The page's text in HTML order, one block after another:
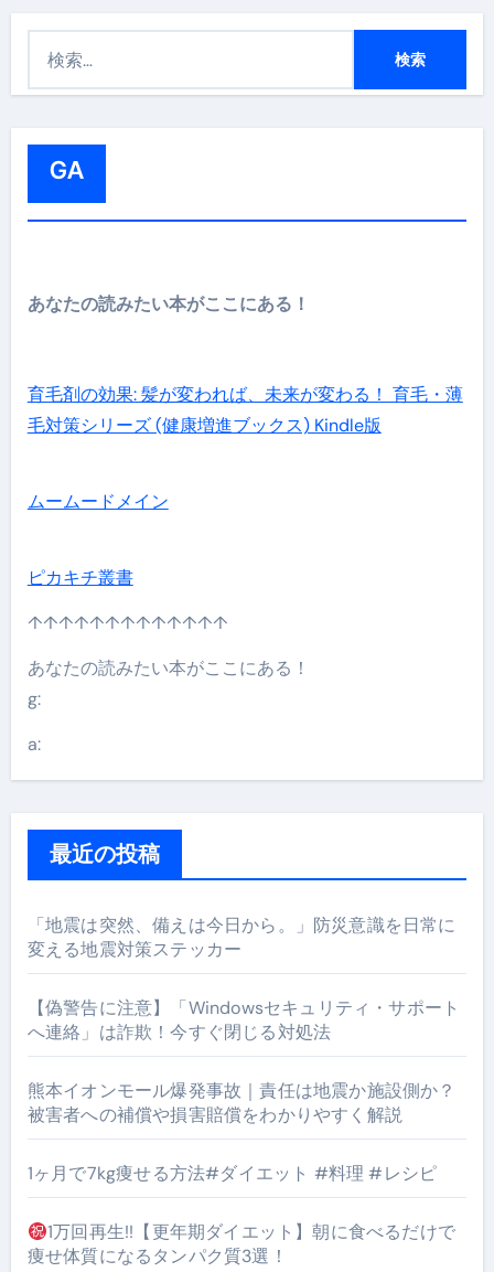
GA
あなたの読みたい本がここにある！
育毛剤の効果: 髪が変われば、未来が変わる！ 育毛・薄
毛対策シリーズ (健康増進ブックス) Kindle版
ムームードメイン
ピカキチ叢書
↑↑↑↑↑↑↑↑↑↑↑↑↑
あなたの読みたい本がここにある！
g:
a:
最近の投稿
「地震は突然、備えは今日から。」防災意識を日常に
変える地震対策ステッカー
【偽警告に注意】「Windowsセキュリティ・サポート
へ連絡」は詐欺！今すぐ閉じる対処法
熊本イオンモール爆発事故｜責任は地震か施設側か？
被害者への補償や損害賠償をわかりやすく解説
1ヶ月で7kg痩せる方法#ダイエット #料理 #レシピ
1万回再生!!【更年期ダイエット】朝に食べるだけで
痩せ体質になるタンパク質3選！